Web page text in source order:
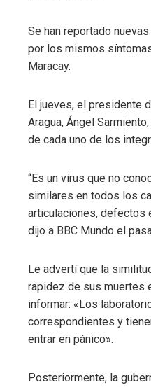
Se han reportado
por los mismos
Maracay.
El jueves, el presidente
Aragua, Ángel
de cada uno de los
“Es un virus que no
similares en todos los
articulaciones, defectos
dijo a BBC Mundo el
Le advertí que la
rapidez de sus muertes
informar: «Los
correspondientes y
entrar en pánico».
Posteriormente, la